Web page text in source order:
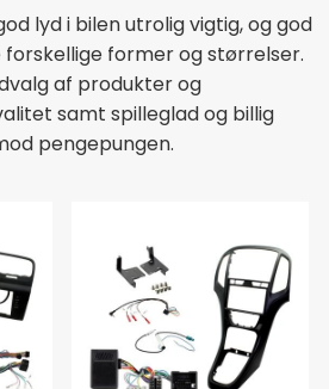
lyd i bilen utrolig vigtig, og god
forskellige former og størrelser.
af produkter og
samt spilleglad og billig
pengepungen.